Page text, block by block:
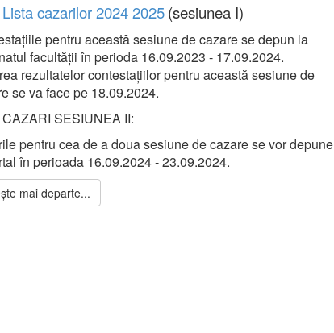
Lista cazarilor 2024 2025(sesiunea I)
pentru această sesiune de cazare se depun la
facultății în perioda 16.09.2023 - 17.09.2024.
rezultatelor contestațiilor pentru această sesiune de
se va face pe 18.09.2024.
CAZARI SESIUNEA II:
pentru cea de a doua sesiune de cazare se vor depune
în perioada 16.09.2024 - 23.09.2024.
mai departe...